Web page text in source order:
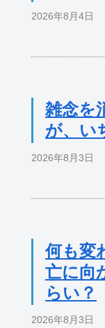
2026年8月4日
雑念を
が、い
2026年8月3日
何も変
亡に向
らい？
2026年8月3日